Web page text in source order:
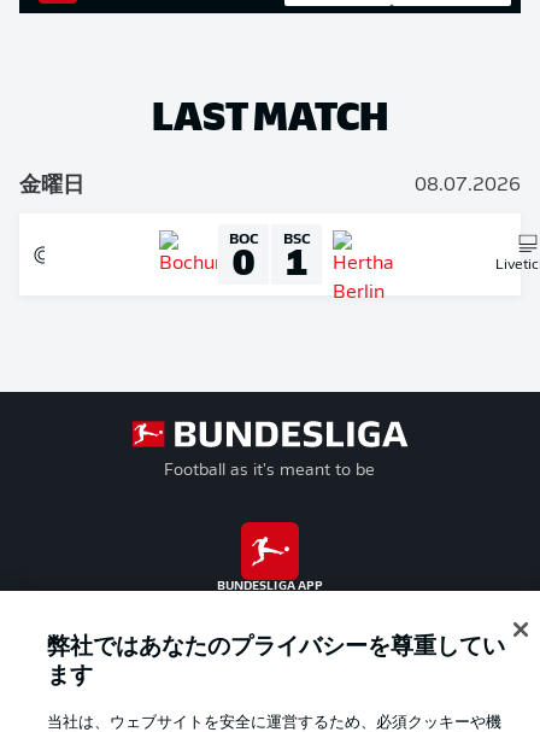
LAST MATCH
金曜日 08.07.2026
BOC
0 BSC
1
Football as it's meant to be
BUNDESLIGA APP
Official Partners
弊社ではあなたのプライバシーを尊重してい
ます
当社は、ウェブサイトを安全に運営するため、必須クッキーや機